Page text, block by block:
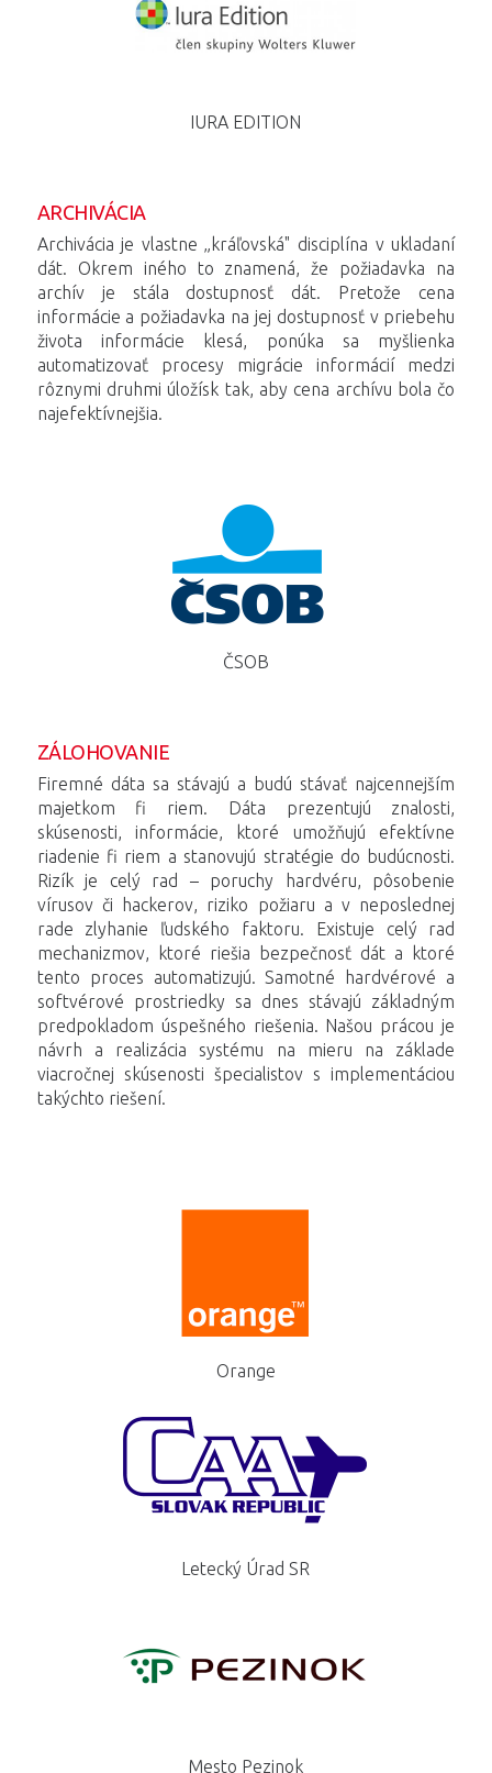
IURA EDITION
ARCHIVÁCIA
Archivácia je vlastne „kráľovská" disciplína v ukladaní
dát. Okrem iného to znamená, že požiadavka na
archív je stála dostupnosť dát. Pretože cena
informácie a požiadavka na jej dostupnosť v priebehu
života informácie klesá, ponúka sa myšlienka
automatizovať procesy migrácie informácií medzi
rôznymi druhmi úložísk tak, aby cena archívu bola čo
najefektívnejšia.
ČSOB
ZÁLOHOVANIE
Firemné dáta sa stávajú a budú stávať najcennejším
majetkom fi riem. Dáta prezentujú znalosti,
skúsenosti, informácie, ktoré umožňujú efektívne
riadenie fi riem a stanovujú stratégie do budúcnosti.
Rizík je celý rad – poruchy hardvéru, pôsobenie
vírusov či hackerov, riziko požiaru a v neposlednej
rade zlyhanie ľudského faktoru. Existuje celý rad
mechanizmov, ktoré riešia bezpečnosť dát a ktoré
tento proces automatizujú. Samotné hardvérové a
softvérové prostriedky sa dnes stávajú základným
predpokladom úspešného riešenia. Našou prácou je
návrh a realizácia systému na mieru na základe
viacročnej skúsenosti špecialistov s implementáciou
takýchto riešení.
Orange
Letecký Úrad SR
Mesto Pezinok